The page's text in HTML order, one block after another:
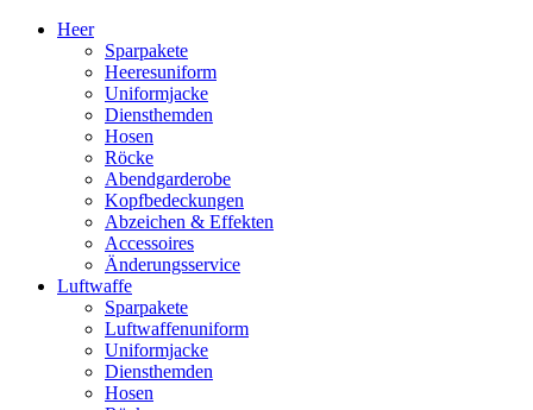
Heer
Sparpakete
Heeresuniform
Uniformjacke
Diensthemden
Hosen
Röcke
Abendgarderobe
Kopfbedeckungen
Abzeichen & Effekten
Accessoires
Änderungsservice
Luftwaffe
Sparpakete
Luftwaffenuniform
Uniformjacke
Diensthemden
Hosen